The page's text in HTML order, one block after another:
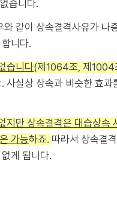
습니다.
같이 상속결격사유가 나
니다.
습니다(제1064조, 제1004
사실상 상속과 비슷한 효
지만 상속결격은 대습상속
가능하죠. 따라서 상속결
게 됩니다.